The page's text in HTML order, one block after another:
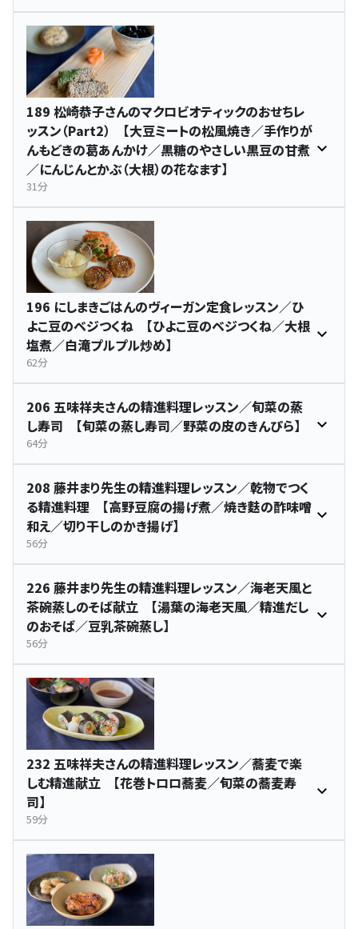
189 松崎恭子さんのマクロビオティックのおせちレ
ッスン（Part2） 【大豆ミートの松風焼き／手作りが
んもどきの葛あんかけ／黒糖のやさしい黒豆の甘煮
／にんじんとかぶ（大根）の花なます】
31分
196 にしまきごはんのヴィーガン定食レッスン／ひ
よこ豆のベジつくね 【ひよこ豆のベジつくね／大根
塩煮／白滝プルプル炒め】
62分
206 五味祥夫さんの精進料理レッスン／旬菜の蒸
し寿司 【旬菜の蒸し寿司／野菜の皮のきんぴら】
64分
208 藤井まり先生の精進料理レッスン／乾物でつく
る精進料理 【高野豆腐の揚げ煮／焼き麩の酢味噌
和え／切り干しのかき揚げ】
56分
226 藤井まり先生の精進料理レッスン／海老天風と
茶碗蒸しのそば献立 【湯葉の海老天風／精進だし
のおそば／豆乳茶碗蒸し】
56分
232 五味祥夫さんの精進料理レッスン／蕎麦で楽
しむ精進献立 【花巻トロロ蕎麦／旬菜の蕎麦寿
司】
59分